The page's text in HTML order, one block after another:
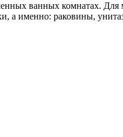
ванных комнатах.
а именно: раковины,